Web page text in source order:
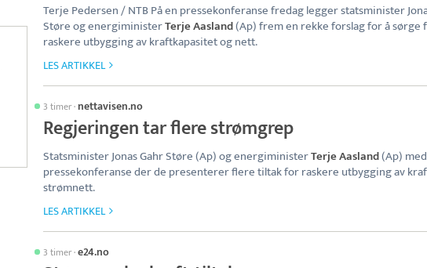
Terje Pedersen / NTB På en pressekonferanse fredag legger statsminister
Støre og energiministerTerje Aasland(Ap) frem en rekke forslag for å sørge
raskere utbygging av kraftkapasitet og nett.
LES ARTIKKEL
3 timer· nettavisen.no
Regjeringen tar flere strømgrep
Statsminister Jonas Gahr Støre (Ap) og energiministerTerje Aasland(Ap) med
pressekonferanse der de presenterer flere tiltak for raskere utbygging av
strømnett.
LES ARTIKKEL
3 timer·e24.no